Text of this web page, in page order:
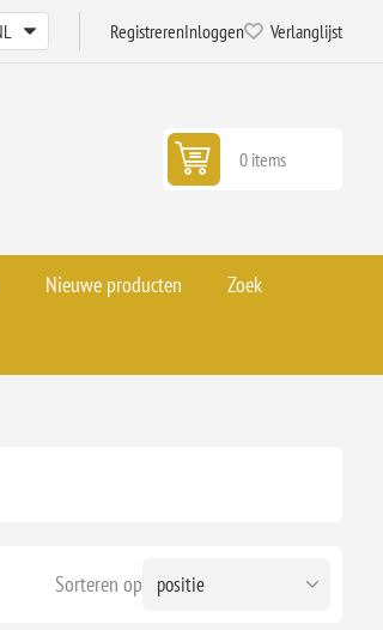
RegistrerenInloggen Verlanglijst
0 items
Nieuwe producten Zoek
Sorteren op